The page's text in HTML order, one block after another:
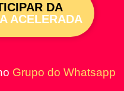
DA
ACELERADA
Grupo do Whatsapp